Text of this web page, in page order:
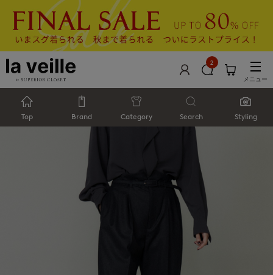
2
メニュー
Top Brand Category Search Styling